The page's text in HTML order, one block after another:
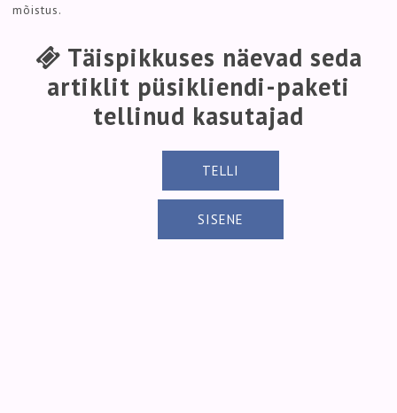
mõistus.
Täispikkuses näevad seda
artiklit püsikliendi-paketi
tellinud kasutajad
TELLI
SISENE